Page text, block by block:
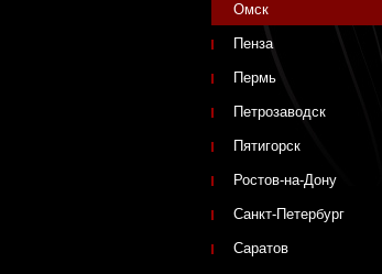
Омск
Пенза
Пермь
Петрозаводск
Пятигорск
Ростов-на-Дону
Санкт-Петербург
Саратов